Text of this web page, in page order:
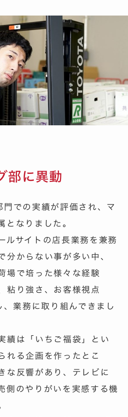
部に異動
での実績が評価され、マ
となりました。
ルサイトの店長業務を兼務
分からない事が多い中、
場で培った様々な経験
粘り強さ、お客様視点
業務に取り組んできまし
績は「いちご福袋」とい
れる企画を作ったとこ
な反響があり、テレビに
側のやりがいを実感する機